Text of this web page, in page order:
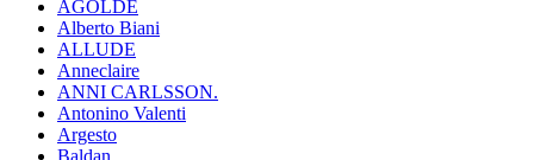
AGOLDE
Alberto Biani
ALLUDE
Anneclaire
ANNI CARLSSON.
Antonino Valenti
Argesto
Baldan